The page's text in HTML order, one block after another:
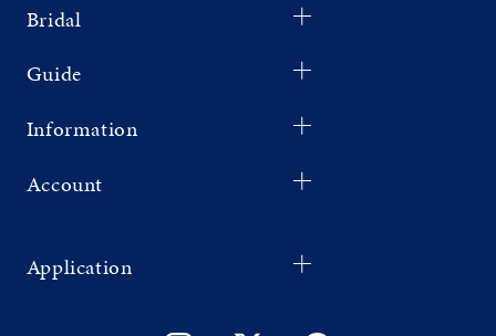
Bridal
Guide
Information
Account
Application